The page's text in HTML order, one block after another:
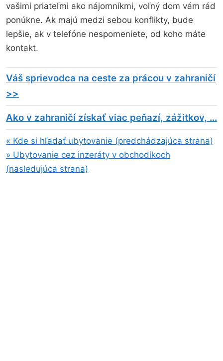
vašimi priateľmi ako nájomníkmi, voľný dom vám rád
ponúkne. Ak majú medzi sebou konflikty, bude
lepšie, ak v telefóne nespomeniete, od koho máte
kontakt.
Váš sprievodca na ceste za prácou v zahraničí
>>
Ako v zahraničí získať viac peňazí, zážitkov, ...
« Kde si hľadať ubytovanie (predchádzajúca strana)
» Ubytovanie cez inzeráty v obchodíkoch
(nasledujúca strana)